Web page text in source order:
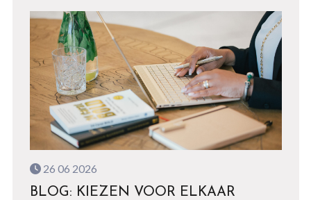
26 06 2026
BLOG: KIEZEN VOOR ELKAAR